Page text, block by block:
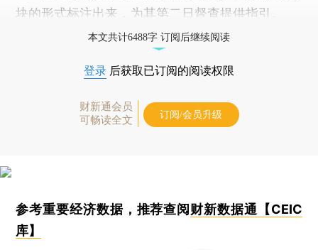
块的形式标注出来，为其第二日督查提供指引。
本文共计6488字 订阅后继续阅读
登录 后获取已订阅的阅读权限
财新通会员
可畅读全文
订阅/会员升级
参考重要经济数据，推荐查阅财新数据通【CEIC
库】